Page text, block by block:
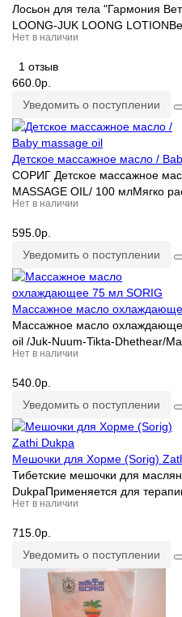
Лосьон для тела "Гармония
LOONG-JUK LOONG
Нет в наличии
1 отзыв
660.0р.
Уведомить о поступлении
Детское массажное масло /
СОРИГ Детское массажное
MASSAGE OIL/ 100 млМягко
Нет в наличии
595.0р.
Уведомить о поступлении
Массажное масло
Массажное масло
oil /Juk-Nuum-Tikta-Dhethear/
Нет в наличии
540.0р.
Уведомить о поступлении
Мешочки для Хорме (Sorig)
Тибетские мешочки для
DukpaПрименяется для
Нет в наличии
715.0р.
Уведомить о поступлении